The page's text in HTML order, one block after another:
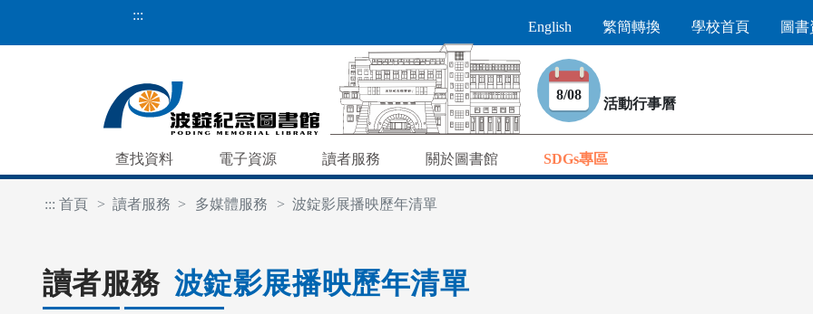
:::
8/08
活動行事曆
English 繁簡轉換 學校首頁 圖
查找資料 電子資源 讀者服務 關於圖書館 SDGs專區
::: 首頁 讀者服務 多媒體服務 波錠影展播映歷年清單
讀者服務 波錠影展播映歷年清單